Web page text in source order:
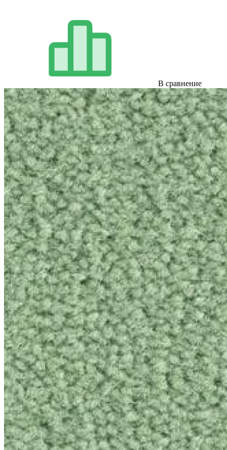
В сравнение